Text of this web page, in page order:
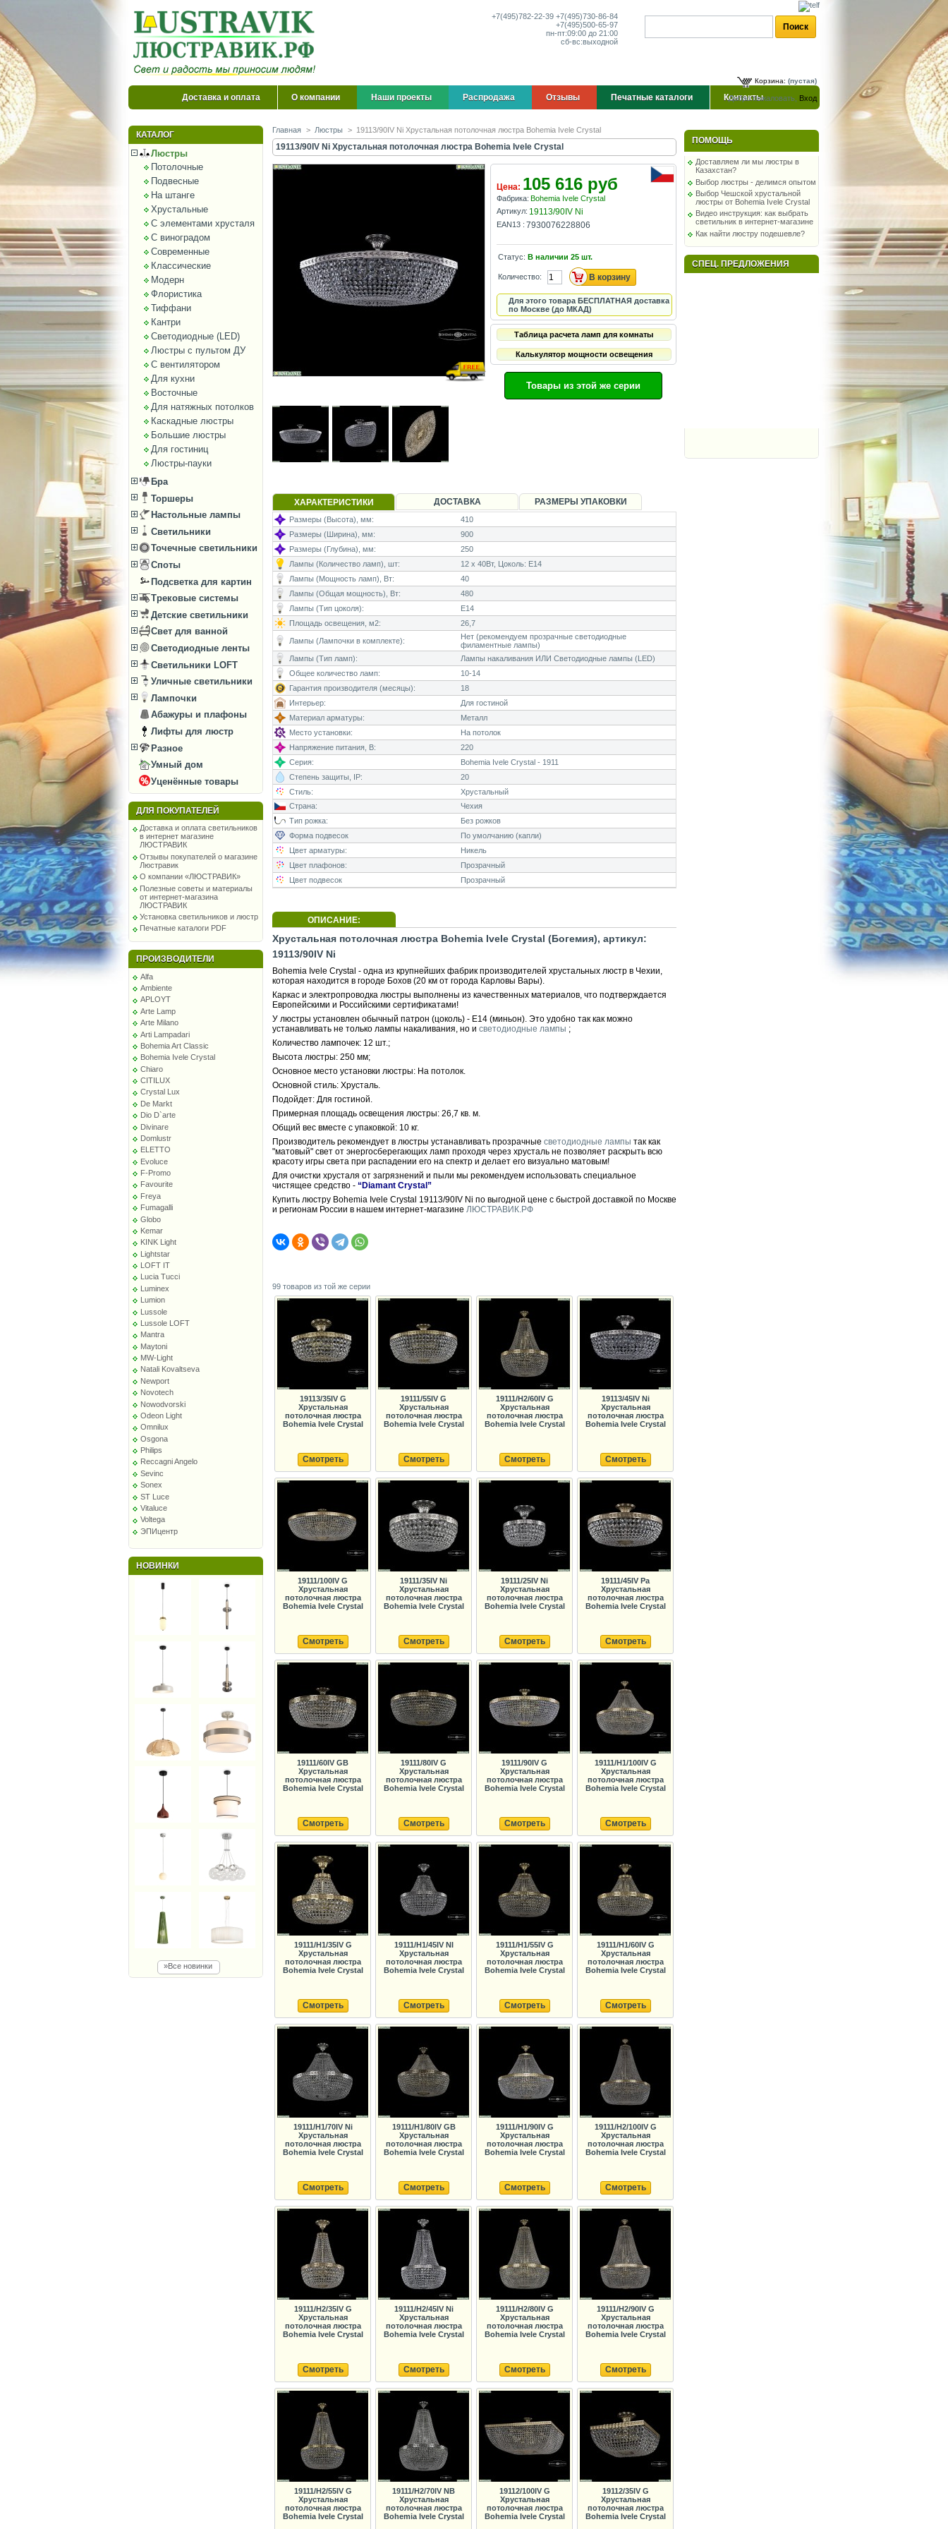
+7(495)782-22-39 +7(495)730-86-84
+7(495)500-65-97
пн-пт:09:00 до 21:00
сб-вс:выходной
Корзина: (пустая)
Добро пожаловать, Вход
Доставка и оплата О компании Наши проекты Распродажа Отзывы Печатные каталоги Контакты
КАТАЛОГ
Люстры
Потолочные
Подвесные
На штанге
Хрустальные
С элементами хрусталя
С виноградом
Современные
Классические
Модерн
Флористика
Тиффани
Кантри
Светодиодные (LED)
Люстры с пультом ДУ
С вентилятором
Для кухни
Восточные
Для натяжных потолков
Каскадные люстры
Большие люстры
Для гостиниц
Люстры-пауки
Бра
Торшеры
Настольные лампы
Светильники
Точечные светильники
Споты
Подсветка для картин
Трековые системы
Детские светильники
Свет для ванной
Светодиодные ленты
Светильники LOFT
Уличные светильники
Лампочки
Абажуры и плафоны
Лифты для люстр
Разное
Умный дом
Уценённые товары
ДЛЯ ПОКУПАТЕЛЕЙ
Доставка и оплата светильников
в интернет магазине
ЛЮСТРАВИК
Отзывы покупателей о магазине
Люстравик
О компании «ЛЮСТРАВИК»
Полезные советы и материалы
от интернет-магазина
ЛЮСТРАВИК
Установка светильников и люстр
Печатные каталоги PDF
ПРОИЗВОДИТЕЛИ
Alfa
Ambiente
APLOYT
Arte Lamp
Arte Milano
Arti Lampadari
Bohemia Art Classic
Bohemia Ivele Crystal
Chiaro
CITILUX
Crystal Lux
De Markt
Dio D`arte
Divinare
Domlustr
ELETTO
Evoluce
F-Promo
Favourite
Freya
Fumagalli
Globo
Kemar
KINK Light
Lightstar
LOFT IT
Lucia Tucci
Luminex
Lumion
Lussole
Lussole LOFT
Mantra
Maytoni
MW-Light
Natali Kovaltseva
Newport
Novotech
Nowodvorski
Odeon Light
Omnilux
Osgona
Philips
Reccagni Angelo
Sevinc
Sonex
ST Luce
Vitaluce
Voltega
ЭПИцентр
НОВИНКИ
»Все новинки
Главная > Люстры > 19113/90IV Ni Хрустальная потолочная люстра Bohemia Ivele Crystal
19113/90IV Ni Хрустальная потолочная люстра Bohemia Ivele Crystal
Цена: 105 616 руб
Фабрика: Bohemia Ivele Crystal
Артикул: 19113/90IV Ni
EAN13 : 7930076228806
Статус: В наличии 25 шт.
Количество:
Для этого товара БЕСПЛАТНАЯ доставка
по Москве (до МКАД)
Таблица расчета ламп для комнаты
Калькулятор мощности освещения
Товары из этой же серии
ХАРАКТЕРИСТИКИ ДОСТАВКА РАЗМЕРЫ УПАКОВКИ
Размеры (Высота), мм:
410
Размеры (Ширина), мм:
900
Размеры (Глубина), мм:
250
Лампы (Количество ламп), шт:
12 x 40Вт, Цоколь: E14
Лампы (Мощность ламп), Вт:
40
Лампы (Общая мощность), Вт:
480
Лампы (Тип цоколя):
E14
Площадь освещения, м2:
26,7
Лампы (Лампочки в комплекте):
Нет (рекомендуем прозрачные светодиодные
филаментные лампы)
Лампы (Тип ламп):
Лампы накаливания ИЛИ Светодиодные лампы (LED)
Общее количество ламп:
10-14
Гарантия производителя (месяцы):
18
Интерьер:
Для гостиной
Материал арматуры:
Металл
Место установки:
На потолок
Напряжение питания, В:
220
Серия:
Bohemia Ivele Crystal - 1911
Степень защиты, IP:
20
Стиль:
Хрустальный
Страна:
Чехия
Тип рожка:
Без рожков
Форма подвесок
По умолчанию (капли)
Цвет арматуры:
Никель
Цвет плафонов:
Прозрачный
Цвет подвесок
Прозрачный
ОПИСАНИЕ:
Хрустальная потолочная люстра Bohemia Ivele Crystal (Богемия), артикул:
19113/90IV Ni
Bohemia Ivele Crystal - одна из крупнейших фабрик производителей хрустальных люстр в Чехии,
которая находится в городе Бохов (20 км от города Карловы Вары).
Каркас и электропроводка люстры выполнены из качественных материалов, что подтверждается
Европейскими и Российскими сертификатами!
У люстры установлен обычный патрон (цоколь) - E14 (миньон). Это удобно так как можно
устанавливать не только лампы накаливания, но и светодиодные лампы ;
Количество лампочек: 12 шт.;
Высота люстры: 250 мм;
Основное место установки люстры: На потолок.
Основной стиль: Хрусталь.
Подойдет: Для гостиной.
Примерная площадь освещения люстры: 26,7 кв. м.
Общий вес вместе с упаковкой: 10 кг.
Производитель рекомендует в люстры устанавливать прозрачные светодиодные лампы так как
"матовый" свет от энергосберегающих ламп проходя через хрусталь не позволяет раскрыть всю
красоту игры света при распадении его на спектр и делает его визуально матовым!
Для очистки хрусталя от загрязнений и пыли мы рекомендуем использовать специальное
чистящее средство - “Diamant Crystal”
Купить люстру Bohemia Ivele Crystal 19113/90IV Ni по выгодной цене с быстрой доставкой по Москве
и регионам России в нашем интернет-магазине ЛЮСТРАВИК.РФ
99 товаров из той же серии
19113/35IV G
Хрустальная
потолочная люстра
Bohemia Ivele Crystal
Смотреть
19111/55IV G
Хрустальная
потолочная люстра
Bohemia Ivele Crystal
Смотреть
19111/H2/60IV G
Хрустальная
потолочная люстра
Bohemia Ivele Crystal
Смотреть
19113/45IV Ni
Хрустальная
потолочная люстра
Bohemia Ivele Crystal
Смотреть
19111/100IV G
Хрустальная
потолочная люстра
Bohemia Ivele Crystal
Смотреть
19111/35IV Ni
Хрустальная
потолочная люстра
Bohemia Ivele Crystal
Смотреть
19111/25IV Ni
Хрустальная
потолочная люстра
Bohemia Ivele Crystal
Смотреть
19111/45IV Pa
Хрустальная
потолочная люстра
Bohemia Ivele Crystal
Смотреть
19111/60IV GB
Хрустальная
потолочная люстра
Bohemia Ivele Crystal
Смотреть
19111/80IV G
Хрустальная
потолочная люстра
Bohemia Ivele Crystal
Смотреть
19111/90IV G
Хрустальная
потолочная люстра
Bohemia Ivele Crystal
Смотреть
19111/H1/100IV G
Хрустальная
потолочная люстра
Bohemia Ivele Crystal
Смотреть
19111/H1/35IV G
Хрустальная
потолочная люстра
Bohemia Ivele Crystal
Смотреть
19111/H1/45IV NI
Хрустальная
потолочная люстра
Bohemia Ivele Crystal
Смотреть
19111/H1/55IV G
Хрустальная
потолочная люстра
Bohemia Ivele Crystal
Смотреть
19111/H1/60IV G
Хрустальная
потолочная люстра
Bohemia Ivele Crystal
Смотреть
19111/H1/70IV Ni
Хрустальная
потолочная люстра
Bohemia Ivele Crystal
Смотреть
19111/H1/80IV GB
Хрустальная
потолочная люстра
Bohemia Ivele Crystal
Смотреть
19111/H1/90IV G
Хрустальная
потолочная люстра
Bohemia Ivele Crystal
Смотреть
19111/H2/100IV G
Хрустальная
потолочная люстра
Bohemia Ivele Crystal
Смотреть
19111/H2/35IV G
Хрустальная
потолочная люстра
Bohemia Ivele Crystal
Смотреть
19111/H2/45IV Ni
Хрустальная
потолочная люстра
Bohemia Ivele Crystal
Смотреть
19111/H2/80IV G
Хрустальная
потолочная люстра
Bohemia Ivele Crystal
Смотреть
19111/H2/90IV G
Хрустальная
потолочная люстра
Bohemia Ivele Crystal
Смотреть
19111/H2/55IV G
Хрустальная
потолочная люстра
Bohemia Ivele Crystal
19111/H2/70IV NB
Хрустальная
потолочная люстра
Bohemia Ivele Crystal
19112/100IV G
Хрустальная
потолочная люстра
Bohemia Ivele Crystal
19112/35IV G
Хрустальная
потолочная люстра
Bohemia Ivele Crystal
ПОМОЩЬ
Доставляем ли мы люстры в
Казахстан?
Выбор люстры - делимся опытом
Выбор Чешской хрустальной
люстры от Bohemia Ivele Crystal
Видео инструкция: как выбрать
светильник в интернет-магазине
Как найти люстру подешевле?
СПЕЦ. ПРЕДЛОЖЕНИЯ